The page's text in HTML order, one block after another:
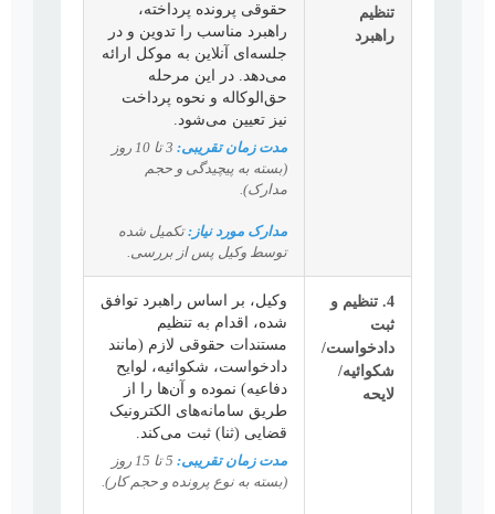
تنظیم
راهبرد
حقوقی پرونده پرداخته،
راهبرد مناسب را تدوین و در
جلسه‌ای آنلاین به موکل ارائه
می‌دهد. در این مرحله
حق‌الوکاله و نحوه پرداخت
نیز تعیین می‌شود.
مدت زمان تقریبی:
3 تا 10 روز
(بسته به پیچیدگی و حجم
مدارک).
مدارک مورد نیاز:تکمیل شده
توسط وکیل پس از بررسی.
4. تنظیم و
ثبت
دادخواست/
شکوائیه/
لایحه
وکیل، بر اساس راهبرد توافق
شده، اقدام به تنظیم
مستندات حقوقی لازم (مانند
دادخواست، شکوائیه، لوایح
دفاعیه) نموده و آن‌ها را از
طریق سامانه‌های الکترونیک
قضایی (ثنا) ثبت می‌کند.
مدت زمان تقریبی:
5 تا 15 روز
(بسته به نوع پرونده و حجم کار).